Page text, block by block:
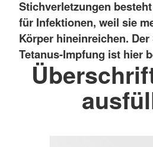
Stichverletzungen
für Infektionen, weil sie
Körper hineinreichen.
Tetanus-Impfung ist hier